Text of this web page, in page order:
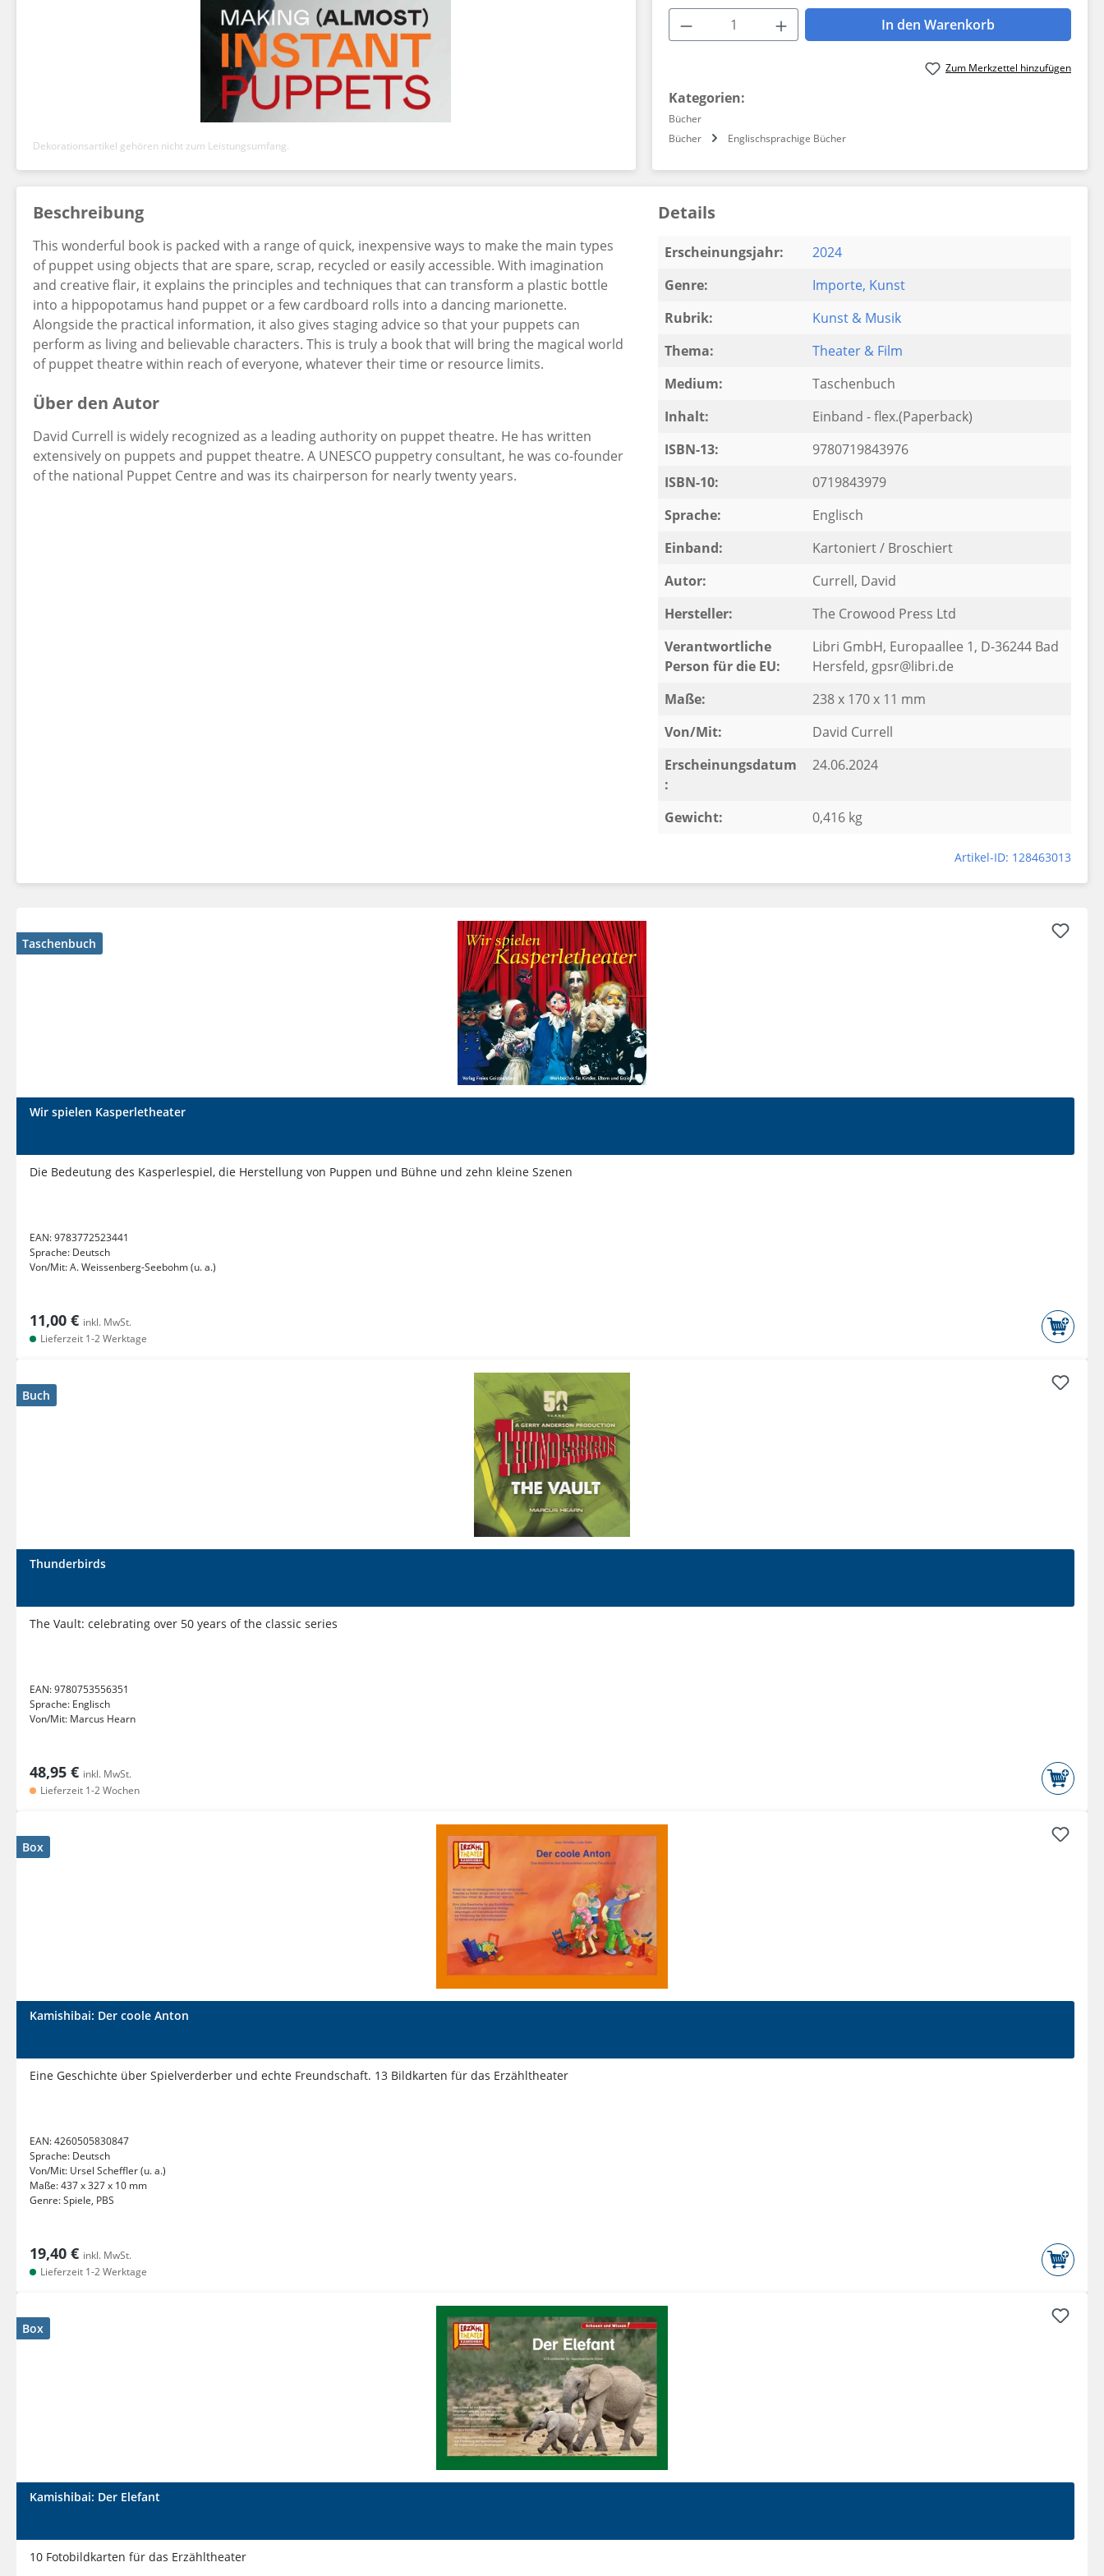
Dekorationsartikel gehören nicht zum Leistungsumfang.
Produkt Anzahl: Gib den gewünschten Wert
In den Warenkorb
Zum Merkzettel hinzufügen
Kategorien:
Bücher
Bücher
Englischsprachige Bücher
Beschreibung
This wonderful book is packed with a range of quick, inexpensive ways to make the main types
of puppet using objects that are spare, scrap, recycled or easily accessible. With imagination
and creative flair, it explains the principles and techniques that can transform a plastic bottle
into a hippopotamus hand puppet or a few cardboard rolls into a dancing marionette.
Alongside the practical information, it also gives staging advice so that your puppets can
perform as living and believable characters. This is truly a book that will bring the magical world
of puppet theatre within reach of everyone, whatever their time or resource limits.
Über den Autor
David Currell is widely recognized as a leading authority on puppet theatre. He has written
extensively on puppets and puppet theatre. A UNESCO puppetry consultant, he was co-founder
of the national Puppet Centre and was its chairperson for nearly twenty years.
Details
Erscheinungsjahr:
2024
Genre:
Importe, Kunst
Rubrik:
Kunst & Musik
Thema:
Theater & Film
Medium:
Taschenbuch
Inhalt:
Einband - flex.(Paperback)
ISBN-13:
9780719843976
ISBN-10:
0719843979
Sprache:
Englisch
Einband:
Kartoniert / Broschiert
Autor:
Currell, David
Hersteller:
The Crowood Press Ltd
Verantwortliche
Person für die EU:
Libri GmbH, Europaallee 1, D-36244 Bad
Hersfeld, gpsr@libri.de
Maße:
238 x 170 x 11 mm
Von/Mit:
David Currell
Erscheinungsdatum
:
24.06.2024
Gewicht: 0,416 kg
Artikel-ID: 128463013
Taschenbuch
Wir spielen Kasperletheater
Die Bedeutung des Kasperlespiel, die Herstellung von Puppen und Bühne und zehn kleine Szenen
EAN:9783772523441
Sprache: Deutsch
Von/Mit:A. Weissenberg-Seebohm (u. a.)
11,00 € inkl. MwSt.
Lieferzeit 1-2 Werktage
Buch
Thunderbirds
The Vault: celebrating over 50 years of the classic series
EAN:9780753556351
Sprache: Englisch
Von/Mit: Marcus Hearn
48,95 € inkl. MwSt.
Lieferzeit 1-2 Wochen
Box
Kamishibai: Der coole Anton
Eine Geschichte über Spielverderber und echte Freundschaft. 13 Bildkarten für das Erzähltheater
EAN:4260505830847
Sprache: Deutsch
Von/Mit: Ursel Scheffler (u. a.)
Maße:437 x 327 x 10 mm
Genre:Spiele, PBS
19,40 € inkl. MwSt.
Lieferzeit 1-2 Werktage
Box
Kamishibai: Der Elefant
10 Fotobildkarten für das Erzähltheater